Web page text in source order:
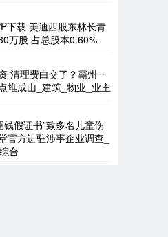
下载 美迪西股东林长青
万股 占总股本0.60%
清理费白交了？霸州一
堆成山_建筑_物业_业主
钱假证书”致多名儿童伤
官方进驻涉事企业调查_
合